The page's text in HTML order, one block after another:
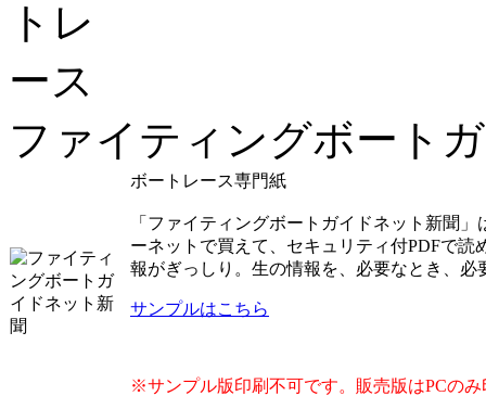
ファイティングボート
ボートレース専門紙
「ファイティングボートガイドネット新聞
ーネットで買えて、セキュリティ付PDFで
報がぎっしり。生の情報を、必要なとき、
サンプルはこちら
※サンプル版印刷不可です。販売版はPCの